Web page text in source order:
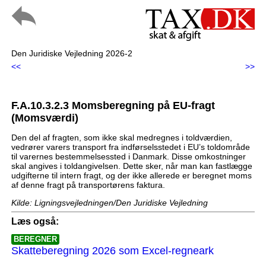
Den Juridiske Vejledning 2026-2
<<
>>
F.A.10.3.2.3 Momsberegning på EU-fragt
(Momsværdi)
Den del af fragten, som ikke skal medregnes i toldværdien,
vedrører varers transport fra indførselsstedet i EU’s toldområde
til varernes bestemmelsessted i Danmark. Disse omkostninger
skal angives i toldangivelsen. Dette sker, når man kan fastlægge
udgifterne til intern fragt, og der ikke allerede er beregnet moms
af denne fragt på transportørens faktura.
Kilde: Ligningsvejledningen/Den Juridiske Vejledning
Læs også:
BEREGNER
Skatteberegning 2026 som Excel-regneark